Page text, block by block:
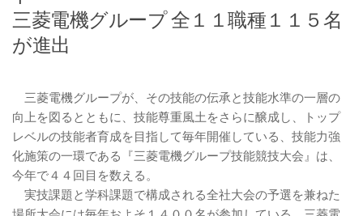
三菱電機グループ 全１１職種１１５名
が進出
三菱電機グループが、その技能の伝承と技能水準の一層の
向上を図るとともに、技能尊重風土をさらに醸成し、トップ
レベルの技能者育成を目指して毎年開催している、技能力強
化施策の一環である『三菱電機グループ技能競技大会』は、
今年で４４回目を数える。
実技課題と学科課題で構成される全社大会の予選を兼ねた